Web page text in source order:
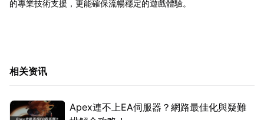
的專業技術支援，更能確保流暢穩定的遊戲體驗。
相关资讯
Apex連不上EA伺服器？網路最佳化與疑難